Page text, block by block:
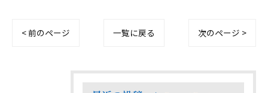
< 前のページ 一覧に戻る 次のページ >